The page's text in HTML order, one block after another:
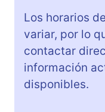
Los horarios
variar, por lo
contactar
información
disponibles.